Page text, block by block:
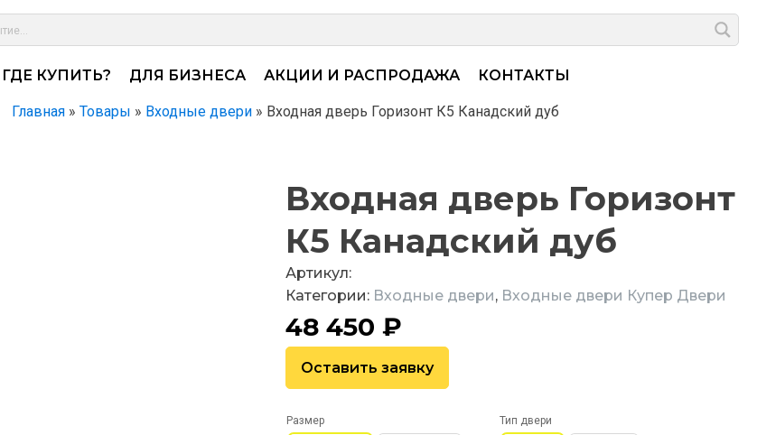
ГДЕ КУПИТЬ? ДЛЯ БИЗНЕСА АКЦИИ И РАСПРОДАЖА КОНТАКТЫ
Главная » Товары » Входные двери » Входная дверь Горизонт К5 Канадский дуб
Входная дверь Горизонт
К5 Канадский дуб
Артикул:
Категории: Входные двери, Входные двери Купер Двери
48 450 ₽
Оставить заявку
Размер Тип двери